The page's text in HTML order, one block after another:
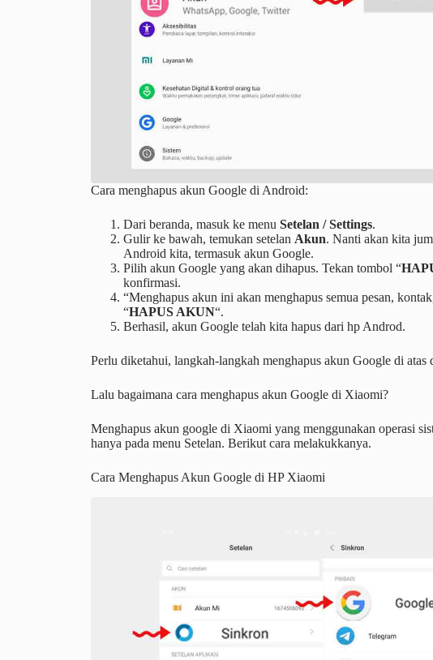
Cara menghapus akun Google di Android:
Dari beranda, masuk ke menu Setelan / Settings.
Gulir ke bawah, temukan setelan Akun. Nanti akan kita
Android kita, termasuk akun Google.
Pilih akun Google yang akan dihapus. Tekan tombol “
konfirmasi.
“Menghapus akun ini akan menghapus semua pesan,
“HAPUS AKUN“.
Berhasil, akun Google telah kita hapus dari hp Androd.
Perlu diketahui, langkah-langkah menghapus akun Google di
Lalu bagaimana cara menghapus akun Google di Xiaomi?
Menghapus akun google di Xiaomi yang menggunakan operasi
hanya pada menu Setelan. Berikut cara melakukkanya.
Cara Menghapus Akun Google di HP Xiaomi